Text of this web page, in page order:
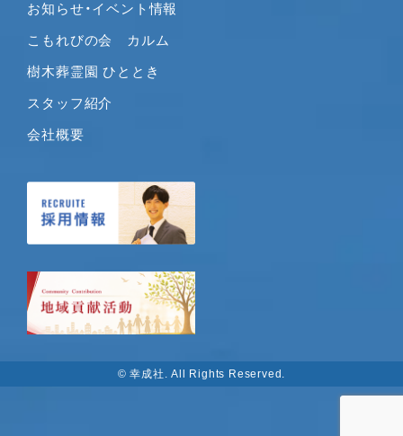
2019年10月
2019年9月
2019年8月
2019年4月
2019年3月
2019年1月
2018年12月
2018年11月
お知らせ・イベント情報
こもれびの会 カルム
樹木葬霊園 ひととき
スタッフ紹介
会社概要
© 幸成社. All Rights Reserved.